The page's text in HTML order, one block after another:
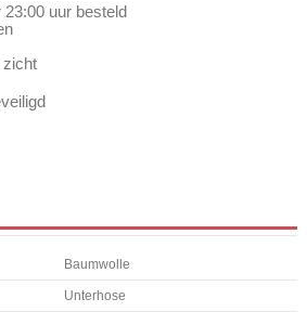
uur besteld
zicht
Baumwolle
Unterhose